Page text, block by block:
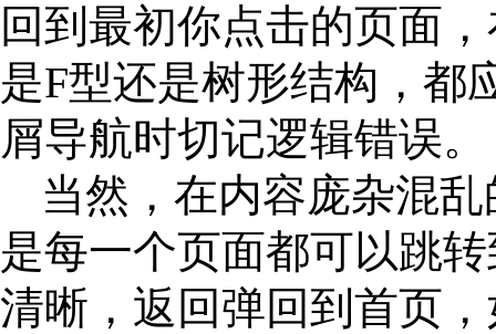
回到最初你点击的页面
是F型还是树形结构，都
屑导航时切记逻辑错误。
当然，在内容庞杂混
是每一个页面都可以跳
清晰，返回弹回到首页